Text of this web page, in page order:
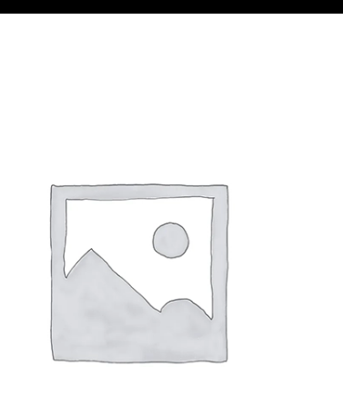
imkanı. Üstelik ilk 6 taksite %0 komisyon
SAAT AKSESUARLARI TAKI VE MÜCEVHER